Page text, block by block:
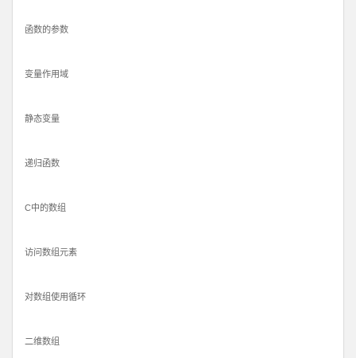
函数的参数
变量作用域
静态变量
递归函数
C中的数组
访问数组元素
对数组使用循环
二维数组